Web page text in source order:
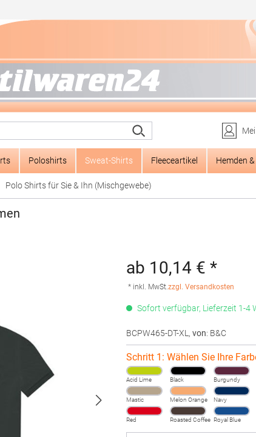
Poloshirts Sweat-Shirts Fleeceartikel Hemden
Polo Shirts für Sie & Ihn (Mischgewebe)
ab 10,14 € *
* inkl. MwSt.zzgl. Versandkosten
Sofort verfügbar, Lieferzeit 1-4
BCPW465-DT-XL , von: B&C
Schritt 1: Wählen Sie Ihre
Acid Lime Black Burgundy
Mastic Melon Orange Navy
Red Roasted Coffee Royal Blue